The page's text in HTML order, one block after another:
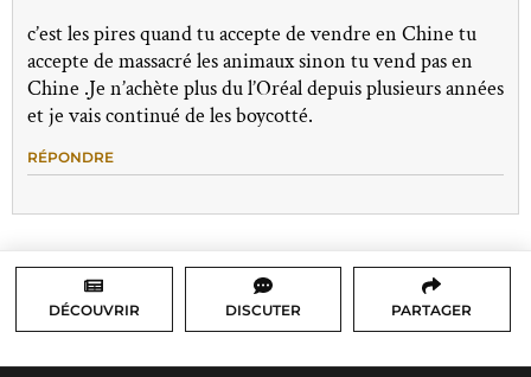
c’est les pires quand tu accepte de vendre en Chine tu
accepte de massacré les animaux sinon tu vend pas en
Chine .Je n’achète plus du l’Oréal depuis plusieurs années
et je vais continué de les boycotté.
RÉPONDRE
DÉCOUVRIR DISCUTER PARTAGER